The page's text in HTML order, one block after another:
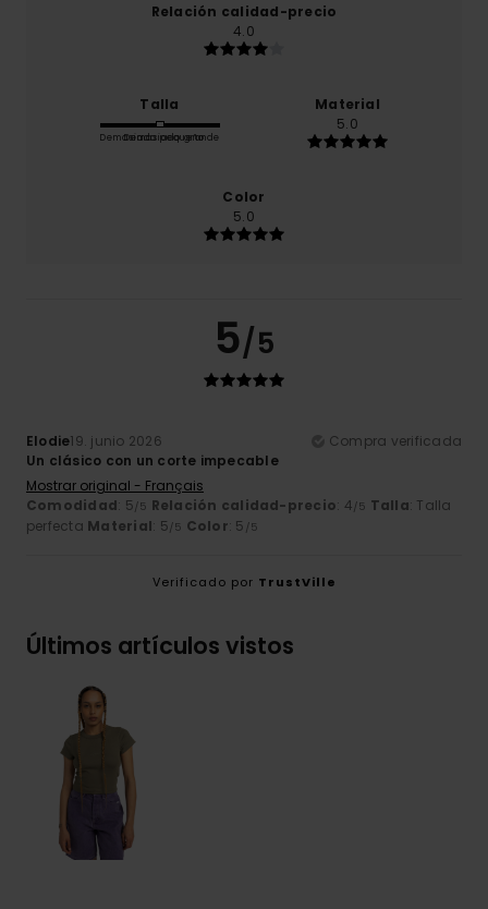
Relación calidad-precio
4.0
Talla
Demasiado pequeño
Demasiado grande
Material
5.0
Color
5.0
5/5
Elodie19. junio 2026
Compra verificada
Un clásico con un corte impecable
Mostrar original - Français
Comodidad: 5/5 Relación calidad-precio: 4/5 Talla: Talla
perfecta Material: 5/5 Color: 5 /5
Verificado por TrustVille
Últimos artículos vistos